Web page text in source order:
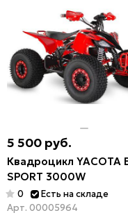
5 500 руб.
Квадроцикл YACOTA
SPORT 3000W
0
Есть на складе
Арт. 00005964